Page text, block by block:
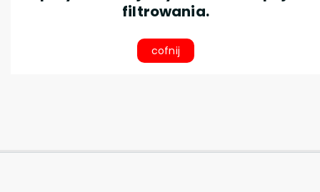
filtrowania.
cofnij